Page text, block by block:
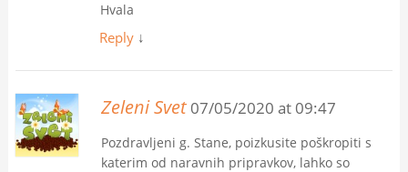
Hvala
Reply ↓
Zeleni Svet 07/05/2020 at 09:47
Pozdravljeni g. Stane, poizkusite poškropiti s
katerim od naravnih pripravkov, lahko so